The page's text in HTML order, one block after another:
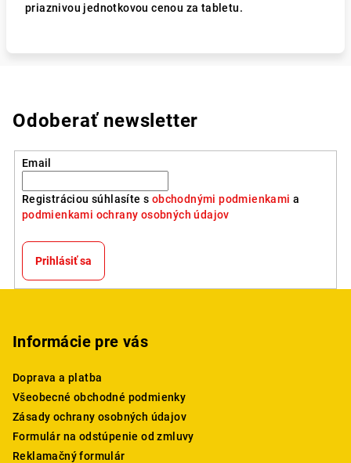
priaznivou jednotkovou cenou za tabletu.
Odoberať newsletter
Email
Registráciou súhlasíte s obchodnými podmienkami a
podmienkami ochrany osobných údajov
Prihlásiť sa
Informácie pre vás
Doprava a platba
Všeobecné obchodné podmienky
Zásady ochrany osobných údajov
Formulár na odstúpenie od zmluvy
Reklamačný formulár